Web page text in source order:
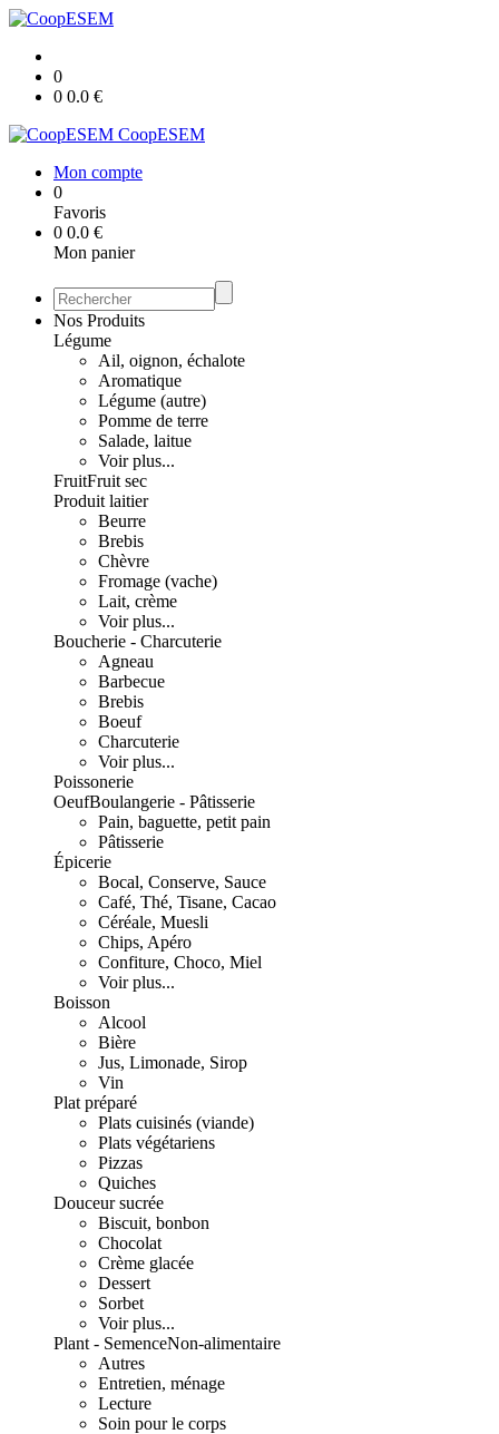
0
0 0.0 €
CoopESEM
Mon compte
0
Favoris
0 0.0 €
Mon panier
Nos Produits
Légume
Ail, oignon, échalote
Aromatique
Légume (autre)
Pomme de terre
Salade, laitue
Voir plus...
FruitFruit sec
Produit laitier
Beurre
Brebis
Chèvre
Fromage (vache)
Lait, crème
Voir plus...
Boucherie - Charcuterie
Agneau
Barbecue
Brebis
Boeuf
Charcuterie
Voir plus...
Poissonerie
OeufBoulangerie - Pâtisserie
Pain, baguette, petit pain
Pâtisserie
Épicerie
Bocal, Conserve, Sauce
Café, Thé, Tisane, Cacao
Céréale, Muesli
Chips, Apéro
Confiture, Choco, Miel
Voir plus...
Boisson
Alcool
Bière
Jus, Limonade, Sirop
Vin
Plat préparé
Plats cuisinés (viande)
Plats végétariens
Pizzas
Quiches
Douceur sucrée
Biscuit, bonbon
Chocolat
Crème glacée
Dessert
Sorbet
Voir plus...
Plant - SemenceNon-alimentaire
Autres
Entretien, ménage
Lecture
Soin pour le corps